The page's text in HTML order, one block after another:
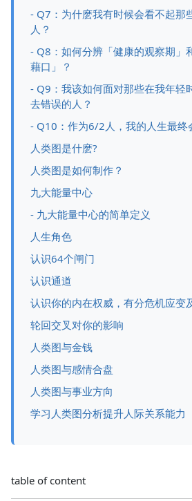
- Q7：为什麽我有时候会看不起那
人？
- Q8：如何分辨「健康的观察期」
藉口」？
- Q9：我该如何面对那些在我年轻
去错误的人？
- Q10：作为6/2人，我的人生最终
人类图是什麽?
人类图是如何制作？
九大能量中心
- 九大能量中心的简单定义
人生角色
认识64个闸门
认识通道
认识你的内在权威，有分危机应变
轮回交叉对你的影响
人类图与金钱
人类图与感情合盘
人类图与事业方向
学习人类图分析提升人际关系能力
table of content